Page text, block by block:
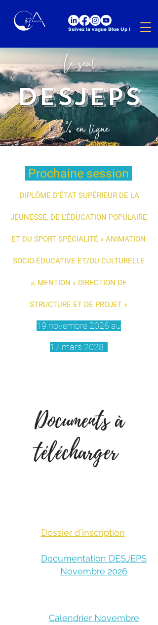
Suivez la vague Blue Up !
Le seul
DESJEPS
100% en ligne
Prochaine session
DIPLÔME D'ÉTAT SUPÉRIEUR DE LA
JEUNESSE, DE L'ÉDUCATION POPULAIRE
ET DU SPORT SPÉCIALITÉ « ANIMATION
SOCIO-ÉDUCATIVE ET/OU CULTURELLE
», MENTION « DIRECTION DE
STRUCTURE ET DE PROJET »
19 novembre 2026 au
17 mars 2028
Documents à
télécharger
Dossier d'inscription
Documentation DESJEPS
Novembre 2026
Calendrier Novembre